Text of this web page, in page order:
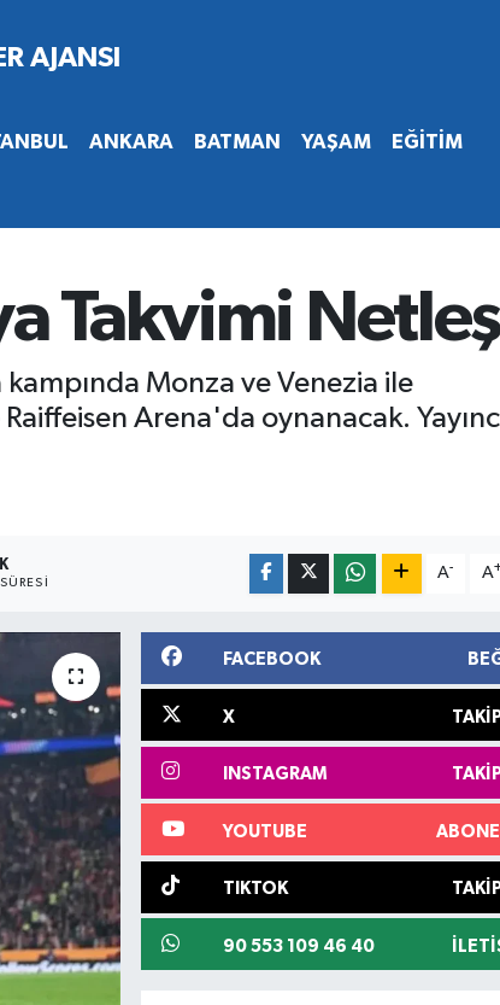
ANKARA BATMAN YAŞAM EĞİTİM
Takvimi
kampında Monza ve Venezia ile
Arena'da oynanacak.
A- A
FACEBOOK
X
INSTAGRAM
YOUTUBE
TIKTOK
90 553 109 46 40